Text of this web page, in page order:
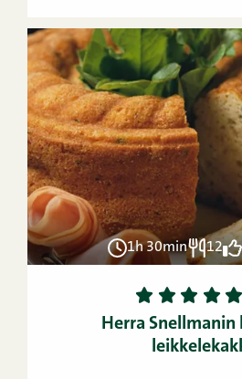
1h 30min 12
1 2 3 4 5
Herra Snellmanin